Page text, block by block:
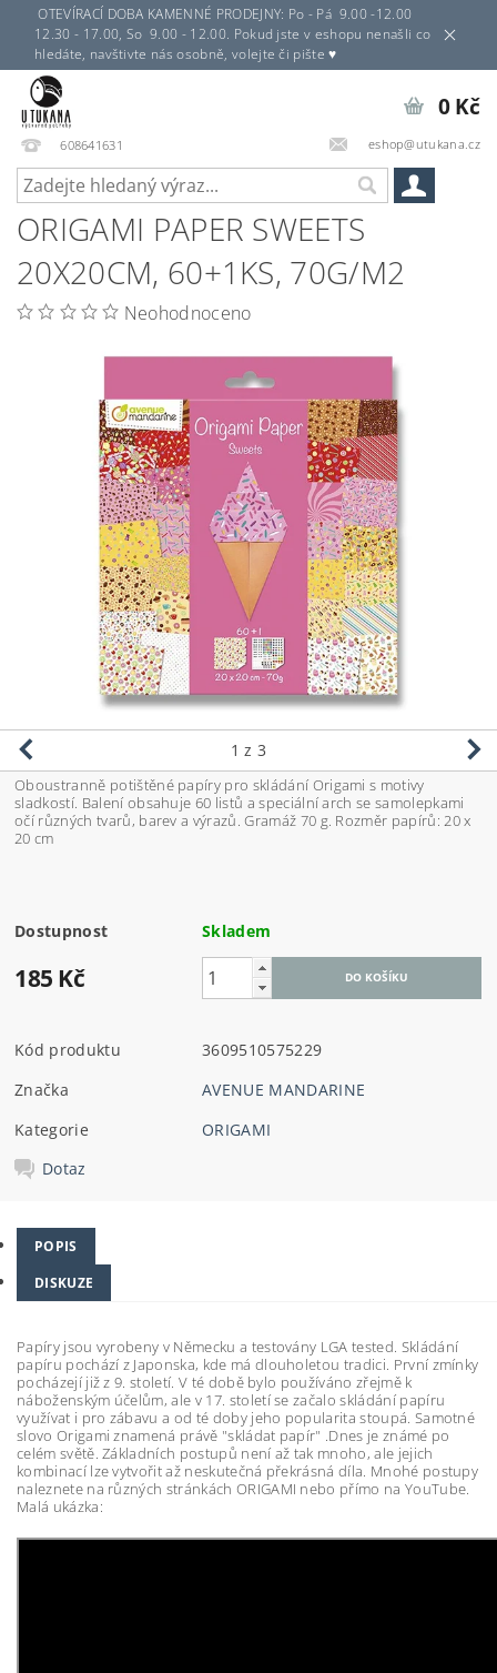
OTEVÍRACÍ DOBA KAMENNÉ PRODEJNY: Po - Pá 9.00 -12.00
12.30 - 17.00, So 9.00 - 12.00. Pokud jste v eshopu nenašli co
hledáte, navštivte nás osobně, volejte či pište ♥
608641631 eshop@utukana.cz
0 Kč
ORIGAMI PAPER SWEETS
20X20CM, 60+1KS, 70G/M2
Neohodnoceno
1 z 3
Oboustranně potištěné papíry pro skládání Origami s motivy
sladkostí. Balení obsahuje 60 listů a speciální arch se samolepkami
očí různých tvarů, barev a výrazů. Gramáž 70 g. Rozměr papírů: 20 x
20 cm
Dostupnost Skladem
185 Kč
Kód produktu
3609510575229
Značka
AVENUE MANDARINE
Kategorie
ORIGAMI
Dotaz
POPIS
DISKUZE
Papíry jsou vyrobeny v Německu a testovány LGA tested. Skládání
papíru pochází z Japonska, kde má dlouholetou tradici. První zmínky
pocházejí již z 9. století. V té době bylo používáno zřejmě k
náboženským účelům, ale v 17. století se začalo skládání papíru
využívat i pro zábavu a od té doby jeho popularita stoupá. Samotné
slovo Origami znamená právě "skládat papír" .Dnes je známé po
celém světě. Základních postupů není až tak mnoho, ale jejich
kombinací lze vytvořit až neskutečná překrásná díla. Mnohé postupy
naleznete na různých stránkách ORIGAMI nebo přímo na YouTube.
Malá ukázka: